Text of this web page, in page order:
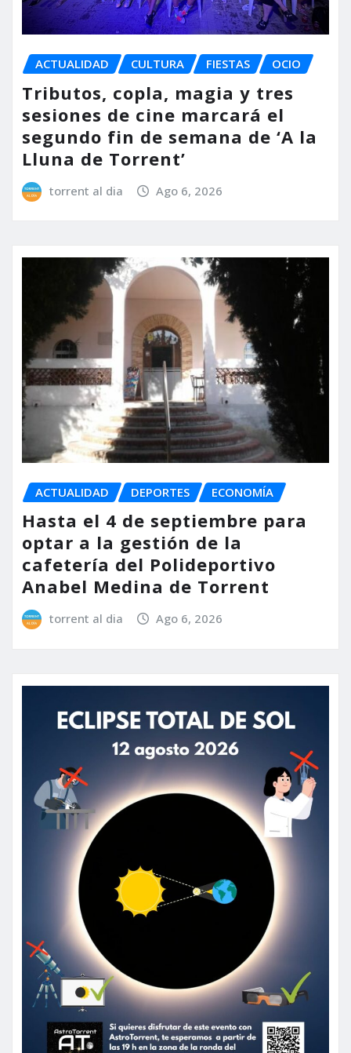
ACTUALIDAD CULTURA FIESTAS OCIO
Tributos, copla, magia y tres
sesiones de cine marcará el
segundo fin de semana de ‘A la
Lluna de Torrent’
torrent al dia Ago 6, 2026
ACTUALIDAD DEPORTES ECONOMÍA
Hasta el 4 de septiembre para
optar a la gestión de la
cafetería del Polideportivo
Anabel Medina de Torrent
torrent al dia Ago 6, 2026